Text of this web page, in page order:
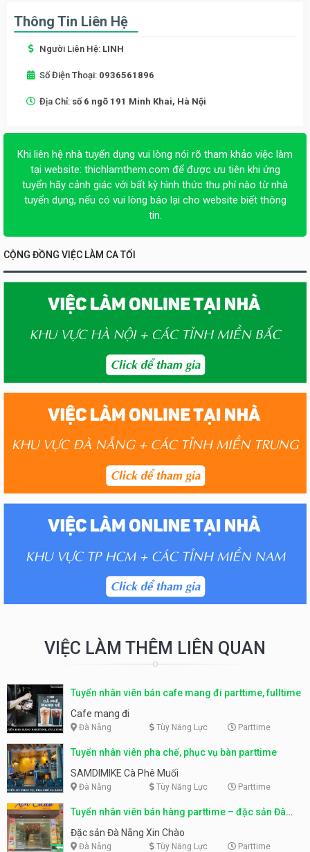
Thông Tin Liên Hệ
Người Liên Hệ: LINH
Số Điện Thoại: 0936561896
Địa Chỉ: số 6 ngõ 191 Minh Khai, Hà Nội
Khi liên hệ nhà tuyển dụng vui lòng nói rõ tham khảo việc làm
tại website: thichlamthem.com để được ưu tiên khi ứng
tuyển hãy cảnh giác với bất kỳ hình thức thu phí nào từ nhà
tuyển dụng, nếu có vui lòng báo lại cho website biết thông
tin.
CỘNG ĐỒNG VIỆC LÀM CA TỐI
VIỆC LÀM THÊM LIÊN QUAN
Tuyển nhân viên bán cafe mang đi parttime, fulltime
Cafe mang đi
Đà Nẵng Tùy Năng Lực Parttime
Tuyển nhân viên pha chế, phục vụ bàn parttime
SAMDIMIKE Cà Phê Muối
Đà Nẵng Tùy Năng Lực Parttime
Tuyển nhân viên bán hàng parttime – đặc sản Đà
Nẵng
Đặc sản Đà Nẵng Xin Chào
Đà Nẵng Tùy Năng Lực Parttime